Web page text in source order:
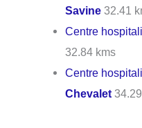
Savine 32.41
Centre
32.84 kms
Centre
Chevalet